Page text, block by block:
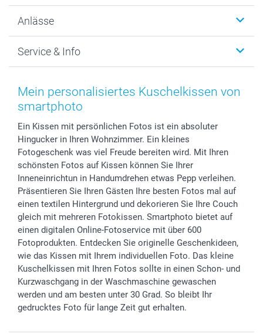
MyNameBook
Fotoabzüge, Fotos als Buch & Poster
Zubehör & Material
Foto-Kalender & Agenden
Geschenk-Gutscheine (PDF)
Warum smartphoto
Datenschutz
AGB
Impressum
Partnerprogramme
Investor Relations
B2B smartbusiness
Widerrufsrecht
Anlässe
Neujahr
Muttertag
Vatertag
Hochzeit
Geburtstag
Geburt
Zu allen Anlässen
Service & Info
Preise und Versandkosten
Lieferfristen
Zahlungsmöglichkeiten
Anmelden /Registrieren
Sitemap
Status der Bestellung
smartfriends
smartgarantie
smartbonus
Mein personalisiertes Kuschelkissen von
smartphoto
Ein Kissen mit persönlichen Fotos ist ein absoluter
Hingucker in Ihren Wohnzimmer. Ein kleines
Fotogeschenk was viel Freude bereiten wird. Mit Ihren
schönsten Fotos auf Kissen können Sie Ihrer
Inneneinrichtun in Handumdrehen etwas Pepp verleihen.
Präsentieren Sie Ihren Gästen Ihre besten Fotos mal auf
einen textilen Hintergrund und dekorieren Sie Ihre Couch
gleich mit mehreren Fotokissen. Smartphoto bietet auf
einen digitalen Online-Fotoservice mit über 600
Fotoprodukten. Entdecken Sie originelle Geschenkideen,
wie das Kissen mit Ihrem individuellen Foto. Das kleine
Kuschelkissen mit Ihren Fotos sollte in einen Schon- und
Kurzwaschgang in der Waschmaschine gewaschen
werden und am besten unter 30 Grad. So bleibt Ihr
gedrucktes Foto für lange Zeit gut erhalten.